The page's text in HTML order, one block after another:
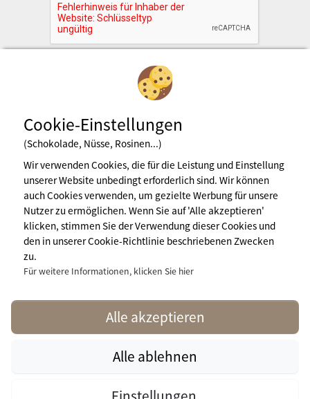
Newsletter abonnieren
Impressum
Nutzungsbedingungen
Pressebereich
Cookie-Einstellungen
(Schokolade, Nüsse, Rosinen...)
Wir verwenden Cookies, die für die Leistung und Einstellung
unserer Website unbedingt erforderlich sind. Wir können
auch Cookies verwenden, um gezielte Werbung für unsere
Nutzer zu ermöglichen. Wenn Sie auf 'Alle akzeptieren'
klicken, stimmen Sie der Verwendung dieser Cookies und
den in unserer Cookie-Richtlinie beschriebenen Zwecken
zu.
Für weitere Informationen, klicken Sie hier
Alle akzeptieren
Alle ablehnen